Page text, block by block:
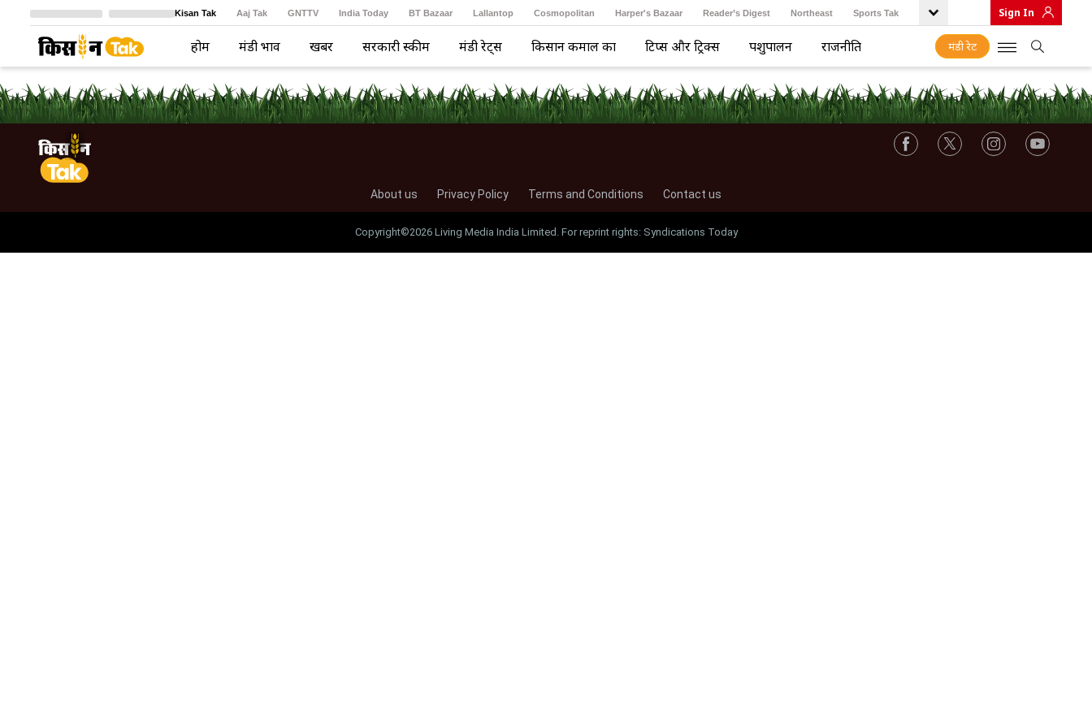
Kisan Tak Aaj Tak GNTTV India Today BT Bazaar Lallantop Cosmopolitan Harper's Bazaar Reader’s Digest Northeast Sports Tak
Crime Tak Astro Tak
Sign In
होम मंडी भाव खबरें सरकारी स्कीम मंडी रेट्स किसान कमाल का टिप्स और ट्रिक्स पशुपालन राजनीति मंडी रेट
About us Privacy Policy Terms and Conditions Contact us
Copyright©2026 Living Media India Limited. For reprint rights: Syndications Today